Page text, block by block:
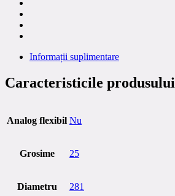
Informații suplimentare
Caracteristicile produsului
Analog flexibil Nu
Grosime 25
Diametru 281